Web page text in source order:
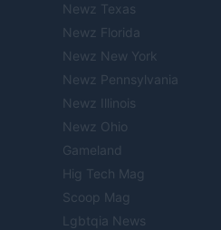
Newz Texas
Newz Florida
Newz New York
Newz Pennsylvania
Newz Illinois
Newz Ohio
Gameland
Hig Tech Mag
Scoop Mag
Lgbtqia News